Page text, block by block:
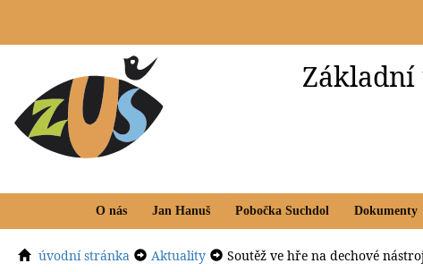
Základní
O nás Jan Hanuš Pobočka Suchdol Dokumenty
úvodní stránka Aktuality Soutěž ve hře na dechové